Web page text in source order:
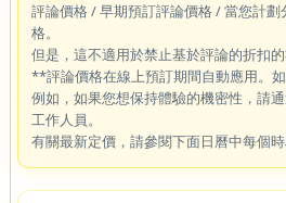
評論價格 / 早期預訂評論價格 / 當您計
格。
但是，這不適用於禁止基於評論的折扣的
**評論價格在線上預訂期間自動應用。
例如，如果您想保持體驗的機密性，請
工作人員。
有關最新定價，請參閱下面日曆中每個時